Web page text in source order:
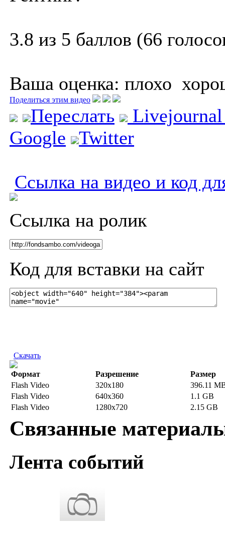
3.8 из 5 баллов (66
Ваша оценка: плохо
Поделиться этим видео
Переслать
Google
Twitter
Ссылка на видео и код
Ссылка на ролик
Код для вставки на сайт
Скачать
Формат Разрешение
Размер
Flash Video
320x180
396.11
Flash Video
640x360
1.1 GB
Flash Video
1280x720 2.15 GB
Связанные
Лента событий